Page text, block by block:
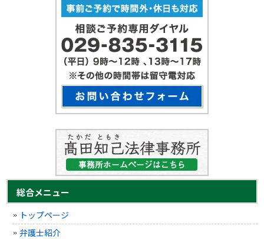
総合メニュー
トップページ
弁護士紹介